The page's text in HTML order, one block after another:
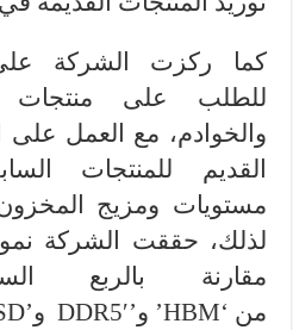
كما ركزت الشركة على
للطلب على منتجات
والخوادم، مع العمل
القديم للمنتجات
مستويات ومزيج
لذلك، حققت الشركة
مقارنة بالربع
من ‘HBM’ و’DDR5′ و’Server SSD’.